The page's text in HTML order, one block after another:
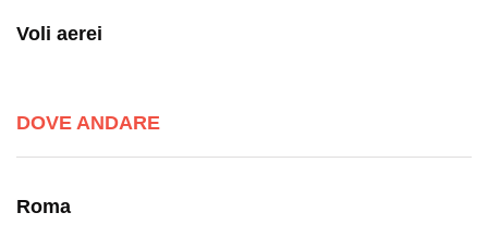
Voli aerei
DOVE ANDARE
Roma